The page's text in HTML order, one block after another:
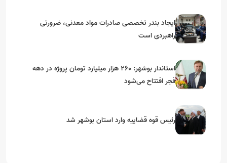
ایجاد بندر تخصصی صادرات مواد معدنی، ضرورتی
راهبردی است
استاندار بوشهر: ۲۶۰ هزار میلیارد تومان پروژه در دهه
فجر افتتاح می‌شود
رئیس قوه قضاییه وارد استان بوشهر شد